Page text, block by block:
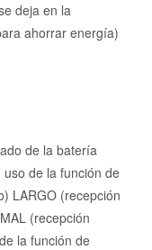
deja en la
ahorrar energía)
de la batería
de la función de
LARGO (recepción
(recepción
la función de